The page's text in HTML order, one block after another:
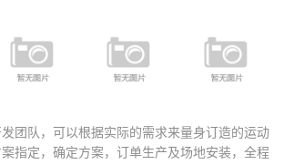
FYD-400铝合
金压铸灯具
（直泡）
FYD-1000铝合
金压铸灯具
（圆泡）
FD-027A运动
场专业灯具
团队，可以根据实际的需求来量身订造的运动
指定，确定方案，订单生产及场地安装，全程